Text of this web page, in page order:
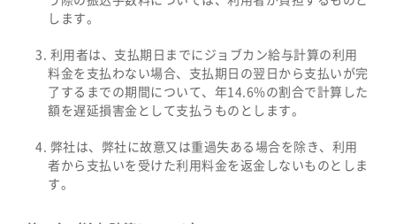
します。
利用者は、支払期日までにジョブカン給与計算の利用
料金を支払わない場合、支払期日の翌日から支払いが完
了するまでの期間について、年14.6%の割合で計算した
額を遅延損害金として支払うものとします。
弊社は、弊社に故意又は重過失ある場合を除き、利用
者から支払いを受けた利用料金を返金しないものとしま
す。